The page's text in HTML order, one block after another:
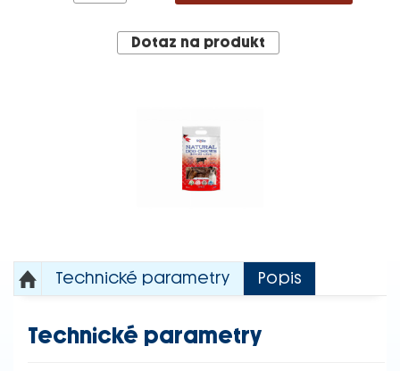
Dotaz na produkt
Technické parametry Popis
Technické parametry